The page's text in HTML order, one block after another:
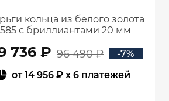
кольца из белого золота
585 с бриллиантами 20 мм
736 ₽ 96 490 ₽
-7%
от14 956 ₽ x 6 платежей